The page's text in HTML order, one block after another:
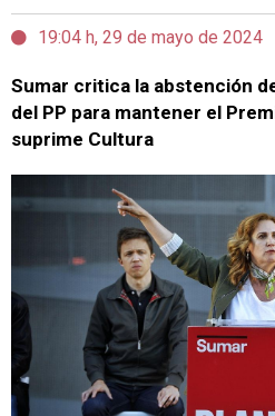
19:04 h, 29 de mayo de 2024
Sumar critica la abstención
del PP para mantener el
suprime Cultura